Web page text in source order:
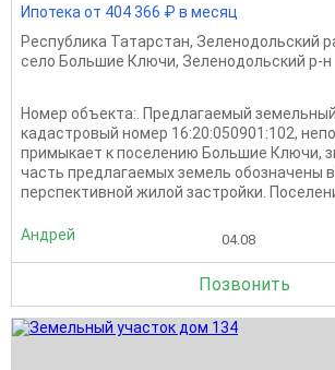
Ипотека от 404 366 ₽ в месяц
Республика Татарстан, Зеленодольский
село Большие Ключи, Зеленодольский р-н
Номер объекта:. Предлагаемый земельный
кадастровый номер 16:20:050901:102,
примыкает к поселению Большие Ключи,
часть предлагаемых земель обозначены
перспективной жилой застройки.
Андрей 04.08
Позвонить